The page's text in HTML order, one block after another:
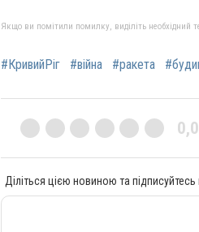
Якщо ви помітили помилку, виділіть необхідний
#КривийРіг #війна #ракета
0,0
Діліться цією новиною та